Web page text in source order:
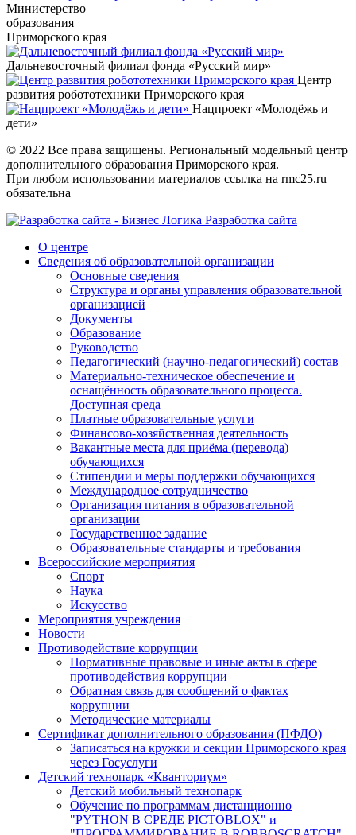
Министерство
образования
Приморского края
Дальневосточный филиал фонда «Русский мир»
Центр
развития робототехники Приморского края
Нацпроект «Молодёжь и
дети»
© 2022 Все права защищены. Региональный модельный центр
дополнительного образования Приморского края.
При любом использовании материалов ссылка на rmc25.ru
обязательна
Разработка сайта
О центре
Сведения об образовательной организации
Основные сведения
Структура и органы управления образовательной
организацией
Документы
Образование
Руководство
Педагогический (научно-педагогический) состав
Материально-техническое обеспечение и
оснащённость образовательного процесса.
Доступная среда
Платные образовательные услуги
Финансово-хозяйственная деятельность
Вакантные места для приёма (перевода)
обучающихся
Стипендии и меры поддержки обучающихся
Международное сотрудничество
Организация питания в образовательной
организации
Государственное задание
Образовательные стандарты и требования
Всероссийские мероприятия
Спорт
Наука
Искусство
Мероприятия учреждения
Новости
Противодействие коррупции
Нормативные правовые и иные акты в сфере
противодействия коррупции
Обратная связь для сообщений о фактах
коррупции
Методические материалы
Сертификат дополнительного образования (ПФДО)
Записаться на кружки и секции Приморского края
через Госуслуги
Детский технопарк «Кванториум»
Детский мобильный технопарк
Обучение по программам дистанционно
"PYTHON В СРЕДЕ PICTOBLOX" и